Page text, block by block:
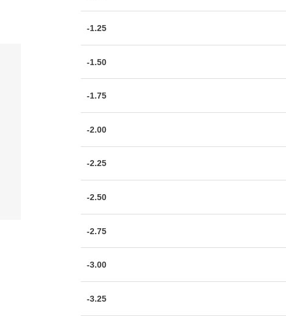
-1.25
-1.50
-1.75
-2.00
-2.25
-2.50
-2.75
-3.00
-3.25